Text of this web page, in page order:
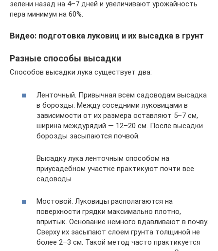
зелени назад на 4–7 дней и увеличивают урожайность
пера минимум на 60%.
Видео: подготовка луковиц и их высадка в грунт
Разные способы высадки
Способов высадки лука существует два:
Ленточный. Привычная всем садоводам высадка
в борозды. Между соседними луковицами в
зависимости от их размера оставляют 5–7 см,
ширина междурядий — 12–20 см. После высадки
борозды засыпаются почвой.
Высадку лука ленточным способом на
приусадебном участке практикуют почти все
садоводы
Мостовой. Луковицы располагаются на
поверхности грядки максимально плотно,
впритык. Основание немного вдавливают в почву.
Сверху их засыпают слоем грунта толщиной не
более 2–3 см. Такой метод часто практикуется